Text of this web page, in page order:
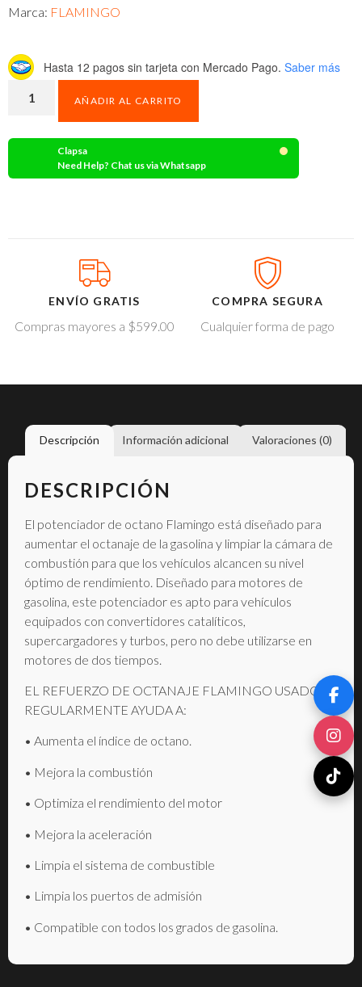
Marca: FLAMINGO
Hasta 12 pagos sin tarjeta con Mercado Pago. Saber más
AÑADIR AL CARRITO
Clapsa
Need Help? Chat us via Whatsapp
ENVÍO GRATIS
Compras mayores a $599.00
COMPRA SEGURA
Cualquier forma de pago
Descripción Información adicional Valoraciones (0)
DESCRIPCIÓN
El potenciador de octano Flamingo está diseñado para
aumentar el octanaje de la gasolina y limpiar la cámara de
combustión para que los vehículos alcancen su nivel
óptimo de rendimiento. Diseñado para motores de
gasolina, este potenciador es apto para vehículos
equipados con convertidores catalíticos,
supercargadores y turbos, pero no debe utilizarse en
motores de dos tiempos.
EL REFUERZO DE OCTANAJE FLAMINGO USADO
REGULARMENTE AYUDA A:
• Aumenta el índice de octano.
• Mejora la combustión
• Optimiza el rendimiento del motor
• Mejora la aceleración
• Limpia el sistema de combustible
• Limpia los puertos de admisión
• Compatible con todos los grados de gasolina.